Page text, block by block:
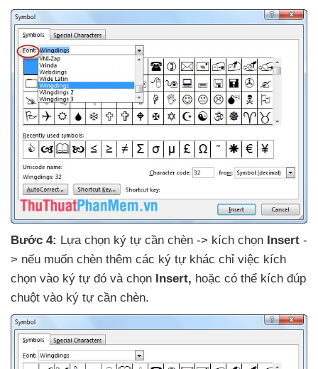
Bước 4: Lựa chọn ký tự cần chèn -> kích chọn Insert -
> nếu muốn chèn thêm các ký tự khác chỉ việc kích
chọn vào ký tự đó và chọn Insert, hoặc có thể kích đúp
chuột vào ký tự cần chèn.